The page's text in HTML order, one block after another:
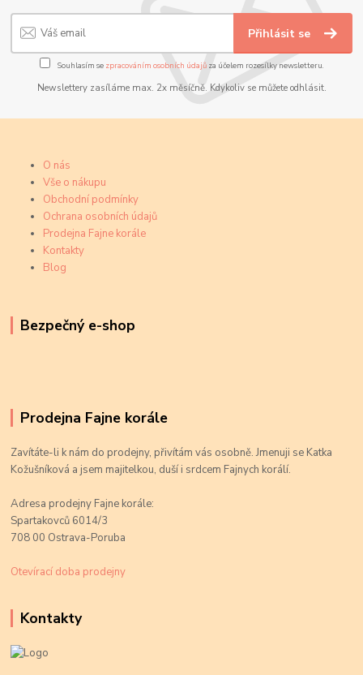
Přihlásit se
Souhlasím se zpracováním osobních údajůza účelem rozesílky newsletteru.
Newslettery zasíláme max. 2x měsíčně. Kdykoliv se můžete odhlásit.
O nás
Vše o nákupu
Obchodní podmínky
Ochrana osobních údajů
Prodejna Fajne korále
Kontakty
Blog
Bezpečný e-shop
Prodejna Fajne korále
Zavítáte-li k nám do prodejny, přivítám vás osobně. Jmenuji se Katka
Kožušníková a jsem majitelkou, duší i srdcem Fajnych korálí.
Adresa prodejny Fajne korále:
Spartakovců 6014/3
708 00 Ostrava-Poruba
Otevírací doba prodejny
Kontakty